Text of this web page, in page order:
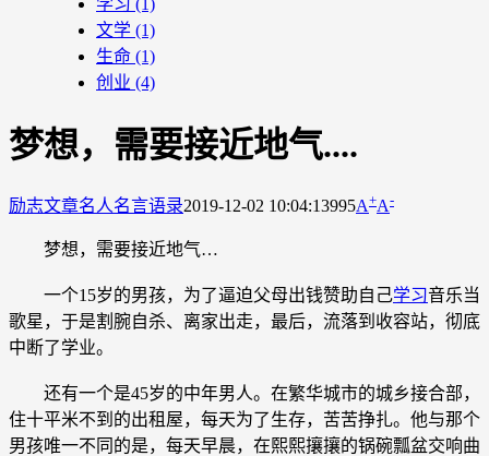
学习 (1)
文学 (1)
生命 (1)
创业 (4)
梦想，需要接近地气....
励志文章名人名言语录2019-12-02 10:04:13995A+A-
梦想，需要接近地气…
一个15岁的男孩，为了逼迫父母出钱赞助自己学习音乐当
歌星，于是割腕自杀、离家出走，最后，流落到收容站，彻底
中断了学业。
还有一个是45岁的中年男人。在繁华城市的城乡接合部，
住十平米不到的出租屋，每天为了生存，苦苦挣扎。他与那个
男孩唯一不同的是，每天早晨，在熙熙攘攘的锅碗瓢盆交响曲